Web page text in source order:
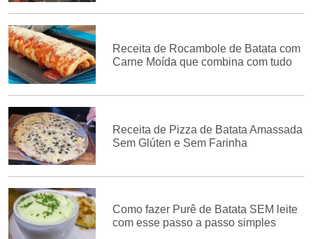
Receita de Rocambole de Batata com
Carne Moída que combina com tudo
Receita de Pizza de Batata Amassada
Sem Glúten e Sem Farinha
Como fazer Purê de Batata SEM leite
com esse passo a passo simples